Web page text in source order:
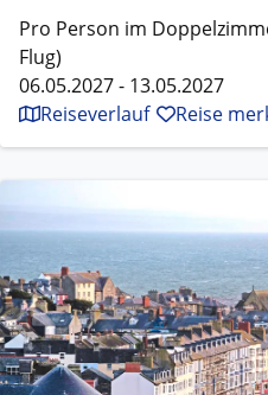
Pro Person im
Flug)
06.05.2027 - 13.05.2027
Reiseverlauf Reise